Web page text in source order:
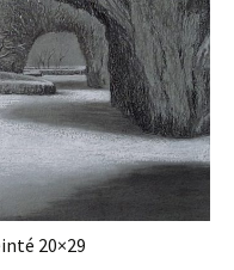
20×29